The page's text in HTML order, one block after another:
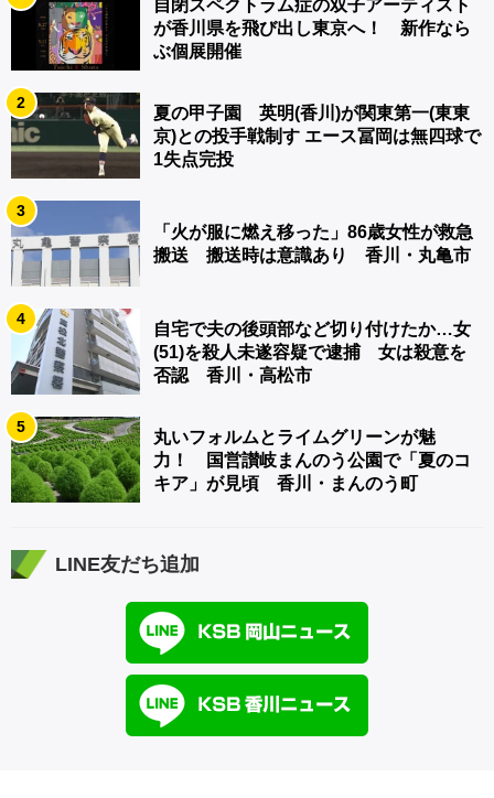
自閉スペクトラム症の双子アーティスト
が香川県を飛び出し東京へ！ 新作なら
ぶ個展開催
2
夏の甲子園 英明(香川)が関東第一(東東
京)との投手戦制す エース冨岡は無四球で
1失点完投
3
「火が服に燃え移った」86歳女性が救急
搬送 搬送時は意識あり 香川・丸亀市
4
自宅で夫の後頭部など切り付けたか…女
(51)を殺人未遂容疑で逮捕 女は殺意を
否認 香川・高松市
5
丸いフォルムとライムグリーンが魅
力！ 国営讃岐まんのう公園で「夏のコ
キア」が見頃 香川・まんのう町
LINE友だち追加